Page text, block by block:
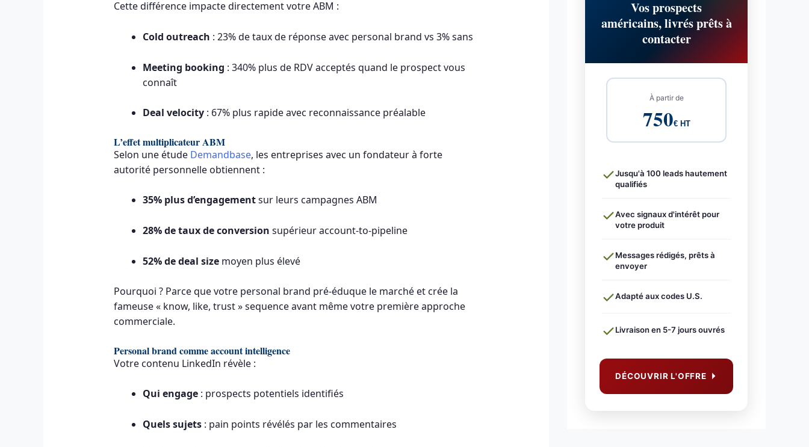
Cette différence impacte directement votre ABM :
Cold outreach : 23% de taux de réponse avec personal brand vs 3% sans
Meeting booking : 340% plus de RDV acceptés quand le prospect vous
connaît
Deal velocity: 67% plus rapide avec reconnaissance préalable
L’effet multiplicateur ABM
Selon une étude Demandbase, les entreprises avec un fondateur à forte
autorité personnelle obtiennent :
35% plus d’engagementsur leurs campagnes ABM
28% de taux de conversion supérieur account-to-pipeline
52% de deal sizemoyen plus élevé
Pourquoi ? Parce que votre personal brand pré-éduque le marché et crée la
fameuse « know, like, trust » sequence avant même votre première approche
commerciale.
Personal brand comme account intelligence
Votre contenu LinkedIn révèle :
Qui engage: prospects potentiels identifiés
Quels sujets: pain points révélés par les commentaires
Vos prospects
américains, livrés prêts à
contacter
À partir de
750€ HT
Jusqu'à 100 leads hautement
qualifiés
Avec signaux d'intérêt pour
votre produit
Messages rédigés, prêts à
envoyer
Adapté aux codes U.S.
Livraison en 5-7 jours ouvrés
DÉCOUVRIR L'OFFRE